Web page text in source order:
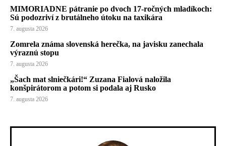
MIMORIADNE pátranie po dvoch 17-ročných mladíkoch:
Sú podozriví z brutálneho útoku na taxikára
7. augusta 2026
Zomrela známa slovenská herečka, na javisku zanechala
výraznú stopu
7. augusta 2026
„Šach mat slniečkári!“ Zuzana Fialová naložila
konšpirátorom a potom si podala aj Rusko
7. augusta 2026